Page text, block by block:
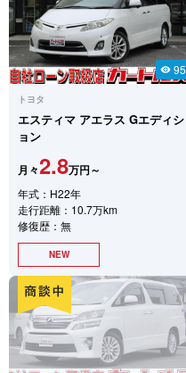
visibility 95
トヨタ
エスティマ アエラス Gエディシ
ョン
月々2.8万円～
年式：H22年
走行距離：10.7万km
修復歴：無
NEW